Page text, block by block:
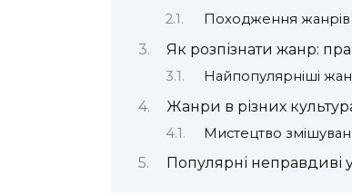
Походження жанрів
Як розпізнати жанр:
Найпопулярніші
Жанри в різних
Мистецтво
Популярні